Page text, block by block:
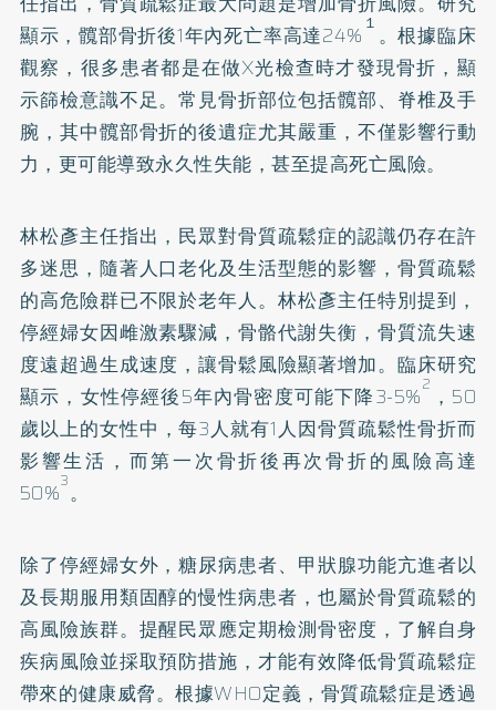
顯示，髖部骨折後1年內死亡率高達24% １ 。根據臨床
觀察，很多患者都是在做X光檢查時才發現骨折，顯
示篩檢意識不足。常見骨折部位包括髖部、脊椎及手
腕，其中髖部骨折的後遺症尤其嚴重，不僅影響行動
力，更可能導致永久性失能，甚至提高死亡風險。
林松彥主任指出，民眾對骨質疏鬆症的認識仍存在許
多迷思，隨著人口老化及生活型態的影響，骨質疏鬆
的高危險群已不限於老年人。林松彥主任特別提到，
停經婦女因雌激素驟減，骨骼代謝失衡，骨質流失速
度遠超過生成速度，讓骨鬆風險顯著增加。臨床研究
顯示，女性停經後5年內骨密度可能下降3-5%2 ，50
歲以上的女性中，每3人就有1人因骨質疏鬆性骨折而
影響生活，而第一次骨折後再次骨折的風險高達
50%3。
除了停經婦女外，糖尿病患者、甲狀腺功能亢進者以
及長期服用類固醇的慢性病患者，也屬於骨質疏鬆的
高風險族群。提醒民眾應定期檢測骨密度，了解自身
疾病風險並採取預防措施，才能有效降低骨質疏鬆症
帶來的健康威脅。根據WHO定義，骨質疏鬆症是透過